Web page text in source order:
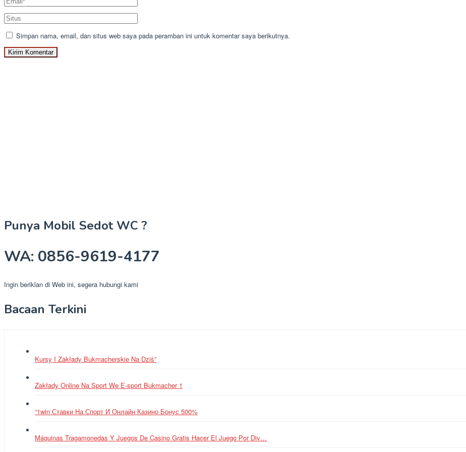
Simpan nama, email, dan situs web saya pada peramban ini untuk komentar saya berikutnya.
Punya Mobil Sedot WC ?
WA: 0856-9619-4177
Ingin beriklan di Web ini, segera hubungi kami
Bacaan Terkini
Kursy I Zakłady Bukmacherskie Na Dziś”
Zakłady Online Na Sport We E-sport Bukmacher 1
“1win Ставки На Спорт И Онлайн Казино Бонус 500%
Máquinas Tragamonedas Y Juegos De Casino Gratis Hacer El Juego Por Div…